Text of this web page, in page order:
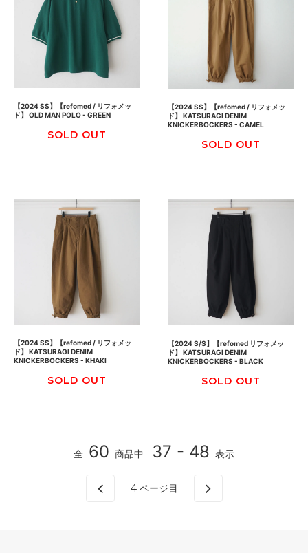
【2024 SS】【refomed / リフォメッ
ド】 OLD MAN POLO - GREEN
SOLD OUT
【2024 SS】【refomed / リフォメッ
ド】 KATSURAGI DENIM
KNICKERBOCKERS - CAMEL
SOLD OUT
【2024 SS】【refomed / リフォメッ
ド】 KATSURAGI DENIM
KNICKERBOCKERS - KHAKI
SOLD OUT
【2024 S/S】【refomed リフォメッ
ド】 KATSURAGI DENIM
KNICKERBOCKERS - BLACK
SOLD OUT
全 60 商品中 37 - 48 表示
4 ページ目